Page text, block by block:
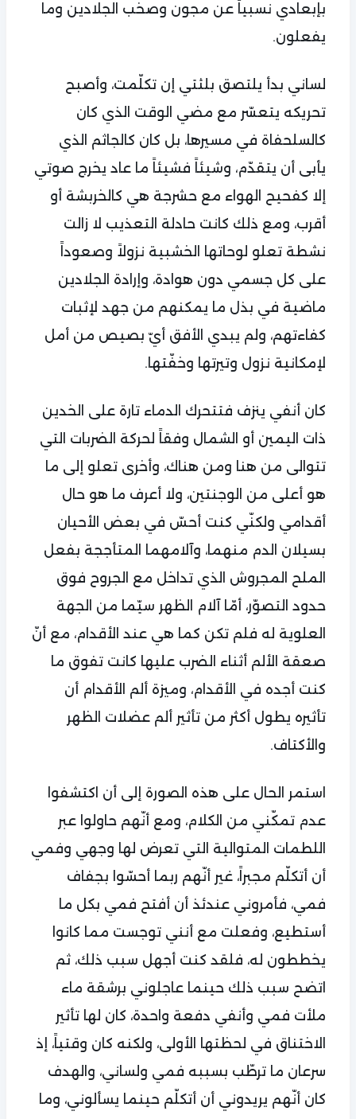
بإبعادي نسبياً عن مجون وصخب الجلادين وما
يفعلون.
لساني بدأ يلتصق بلثتي إن تكلّمت، وأصبح
تحريكه يتعسّر مع مضي الوقت الذي كان
كالسلحفاة في مسيرها، بل كان كالجاثم الذي
يأبى أن يتقدّم، وشيئاً فشيئاً ما عاد يخرج صوتي
إلا كفحيح الهواء مع حشرجة هي كالخربشة أو
أقرب، ومع ذلك كانت حادلة التعذيب لا زالت
نشطة تعلو لوحاتها الخشبية نزولاً وصعوداً
على كل جسمي دون هوادة، وإرادة الجلادين
ماضية في بذل ما يمكنهم من جهد لإثبات
كفاءتهم، ولم يبدي الأفق أيّ بصيص من أمل
لإمكانية نزول وتيرتها وخفّتها.
كان أنفي ينزف فتتحرك الدماء تارة على الخدين
ذات اليمين أو الشمال وفقاً لحركة الضربات التي
تتوالى من هنا ومن هناك، وأخرى تعلو إلى ما
هو أعلى من الوجنتين، ولا أعرف ما هو حال
أقدامي ولكنّي كنت أحسّ في بعض الأحيان
بسيلان الدم منهما، وآلامهما المتأججة بفعل
الملح المجروش الذي تداخل مع الجروح فوق
حدود التصوّر، أمّا آلام الظهر سيّما من الجهة
العلوية له فلم تكن كما هي عند الأقدام، مع أنّ
صعقة الألم أثناء الضرب عليها كانت تفوق ما
كنت أجده في الأقدام، وميزة ألم الأقدام أن
تأثيره يطول أكثر من تأثير ألم عضلات الظهر
والأكتاف.
استمر الحال على هذه الصورة إلى أن اكتشفوا
عدم تمكّني من الكلام، ومع أنّهم حاولوا عبر
اللطمات المتوالية التي تعرض لها وجهي وفمي
أن أتكلّم مجبراً، غير أنّهم ربما أحسّوا بجفاف
فمي، فأمروني عندئذ أن أفتح فمي بكل ما
أستطيع، وفعلت مع أنني توجست مما كانوا
يخططون له، فلقد كنت أجهل سبب ذلك، ثم
اتضح سبب ذلك حينما عاجلوني برشقة ماء
ملأت فمي وأنفي دفعة واحدة، كان لها تأثير
الاختناق في لحظتها الأولى، ولكنه كان وقتياً، إذ
سرعان ما ترطّب بسببه فمي ولساني، والهدف
كان أنّهم يريدوني أن أتكلّم حينما يسألوني، وما